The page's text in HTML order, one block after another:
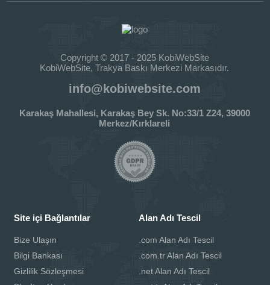
Copyright © 2017 - 2025 KobiWebSite
KobiWebSite, Trakya Baskı Merkezi Markasıdır.
info@kobiwebsite.com
Karakaş Mahallesi, Karakaş Bey Sk. No:33/1 Z24, 39000
Merkez/Kırklareli
Site içi Bağlantılar
Bize Ulaşın
Bilgi Bankası
Gizlilik Sözleşmesi
Alan Adı Tescil
.com Alan Adı Tescil
.com.tr Alan Adı Tescil
.net Alan Adı Tescil